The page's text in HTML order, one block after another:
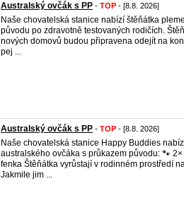
Australský ovčák s PP - TOP - [8.8. 2026]
Naše chovatelská stanice nabízí štěňátka
původu po zdravotně testovaných rodičích.
nových domovů budou připravena odejít na
pej ...
Australský ovčák s PP - TOP - [8.8. 2026]
Naše chovatelská stanice Happy Buddies
australského ovčáka s průkazem původu: 🐾
fenka Štěňátka vyrůstají v rodinném prostředí
Jakmile jim ...